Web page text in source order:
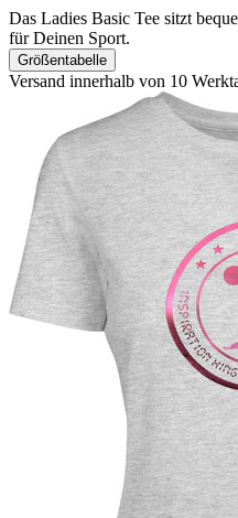
Das Ladies Basic Tee sitzt
für Deinen Sport.
Größentabelle
Versand innerhalb von 10